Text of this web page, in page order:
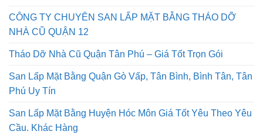
CÔNG TY CHUYÊN SAN LẤP MẶT BẰNG THÁO DỠ
NHÀ CŨ QUẬN 12
Tháo Dỡ Nhà Cũ Quận Tân Phú – Giá Tốt Trọn Gói
San Lấp Mặt Bằng Quận Gò Vấp, Tân Bình, Bình Tân, Tân
Phú Uy Tín
San Lấp Mặt Bằng Huyện Hóc Môn Giá Tốt Yêu Theo Yêu
Cầu. Khác Hàng